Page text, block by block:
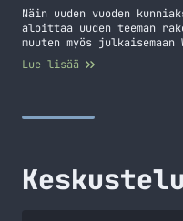
Näin uuden vuoden
aloittaa uuden teeman
muuten myös julkaisemaan
hakemistossa. Nyt onkin
ilmoitatte ongelmista ja
suomeksi kuin
Lue lisää
Keskustelu